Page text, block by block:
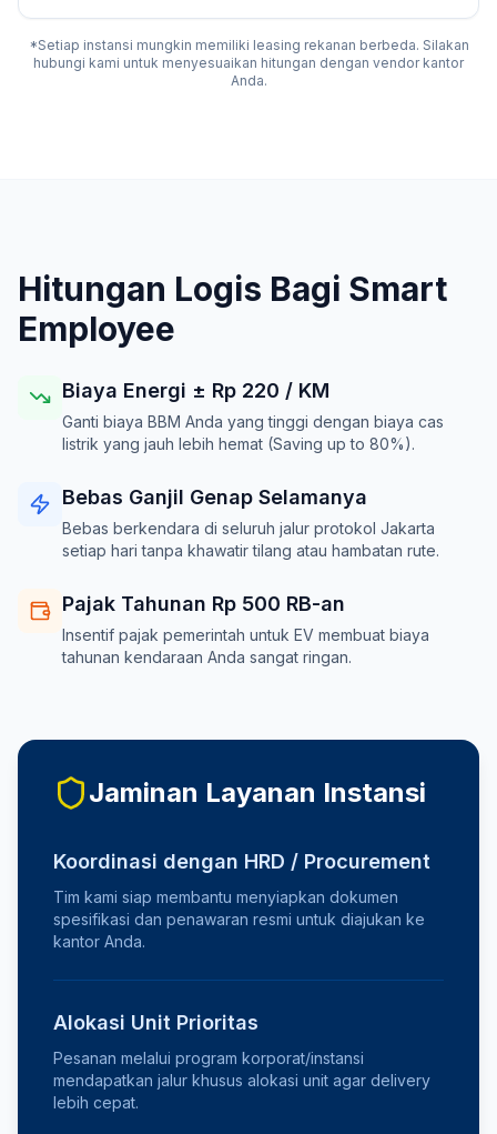
*Setiap instansi mungkin memiliki leasing rekanan berbeda. Silakan
hubungi kami untuk menyesuaikan hitungan dengan vendor kantor
Anda.
Hitungan Logis Bagi Smart
Employee
Biaya Energi ± Rp 220 / KM
Ganti biaya BBM Anda yang tinggi dengan biaya cas
listrik yang jauh lebih hemat (Saving up to 80%).
Bebas Ganjil Genap Selamanya
Bebas berkendara di seluruh jalur protokol Jakarta
setiap hari tanpa khawatir tilang atau hambatan rute.
Pajak Tahunan Rp 500 RB-an
Insentif pajak pemerintah untuk EV membuat biaya
tahunan kendaraan Anda sangat ringan.
Jaminan Layanan Instansi
Koordinasi dengan HRD / Procurement
Tim kami siap membantu menyiapkan dokumen
spesifikasi dan penawaran resmi untuk diajukan ke
kantor Anda.
Alokasi Unit Prioritas
Pesanan melalui program korporat/instansi
mendapatkan jalur khusus alokasi unit agar delivery
lebih cepat.